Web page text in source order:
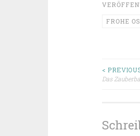
FROHE
<
Das